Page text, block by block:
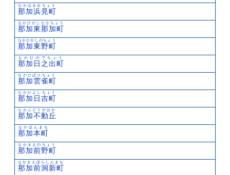
那加浜見町
なかはまみちょう
那加東那加町
なかひがしなかちょう
那加東野町
なかひがしのちょう
那加日之出町
なかひのでちょう
那加雲雀町
なかひばりちょう
那加日吉町
なかひよしちょう
那加不動丘
なかふどうがおか
那加本町
なかほんまち
那加前野町
なかまえのちょう
那加前洞新町
なかまえぼらしんまち